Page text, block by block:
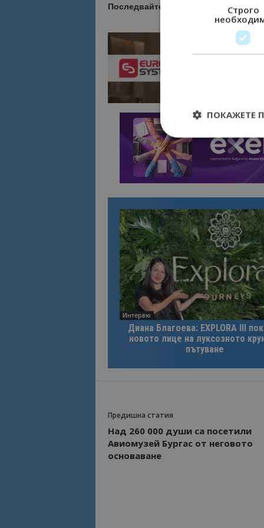
Последвайте
Интервю
Диана Благоева: EXPLORA III
новото лице на луксозното
пътуване
Предишна статия
Над 260 000 души са посетили
Авиомузей Бургас от неговото
основаване
Строго
ПОКАЖЕТЕ
Строго
управление на
Име
Име
is_visitor_unique
_ga_FK650GXHRZ
Име